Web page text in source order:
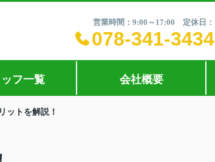
営業時間：9:00～17:00 定休日：
078-341-3434
フ一覧 会社概要
ットを解説！